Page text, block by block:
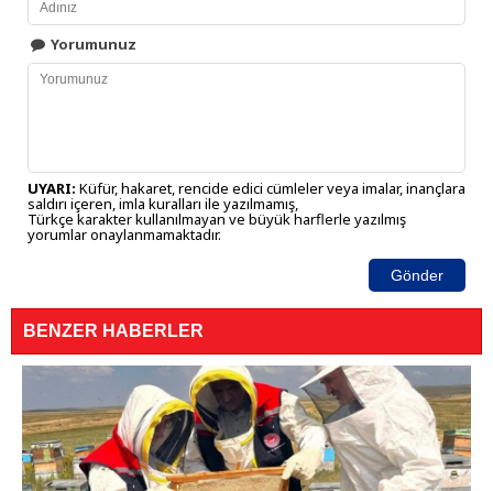
Yorumunuz
UYARI: Küfür, hakaret, rencide edici cümleler veya imalar, inançlara
saldırı içeren, imla kuralları ile yazılmamış,
Türkçe karakter kullanılmayan ve büyük harflerle yazılmış
yorumlar onaylanmamaktadır.
Gönder
BENZER HABERLER